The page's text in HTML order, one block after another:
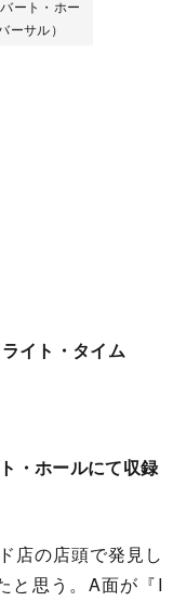
ート・ホー
ーサル）
イト・タイム
・ホールにて収録
店の店頭で発見し
と思う。A面が『I